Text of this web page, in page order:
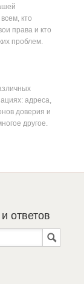
кто
права и кто
проблем.
адреса,
доверия и
другое.
ответов